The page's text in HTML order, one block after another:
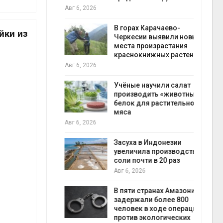
из
вновь
140
Авг 6, 2026
В горах Карачаево-
Черкесии выявили новые
места произрастания
краснокнижных растений
Авг 6, 2026
Учёные научили салат
производить «животный»
белок для растительного
мяса
Авг 6, 2026
Засуха в Индонезии
увеличила производство
соли почти в 20 раз
Авг 6, 2026
В пяти странах Амазонии
задержали более 800
человек в ходе операции
против экологических